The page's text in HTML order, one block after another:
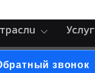
звонок